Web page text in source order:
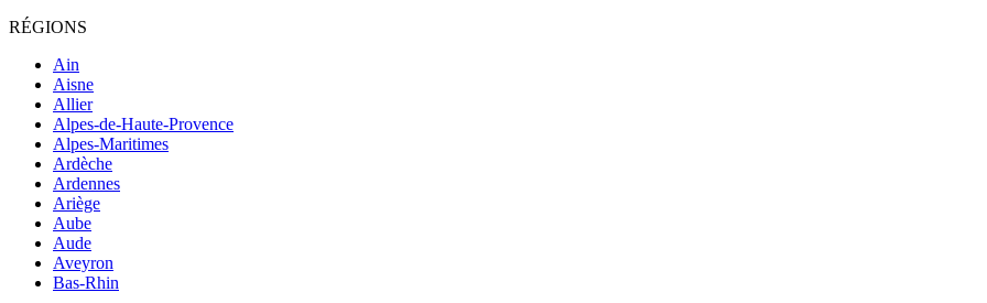
RÉGIONS
Ain
Aisne
Allier
Alpes-de-Haute-Provence
Alpes-Maritimes
Ardèche
Ardennes
Ariège
Aube
Aude
Aveyron
Bas-Rhin